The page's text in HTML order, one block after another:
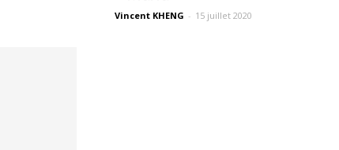
Vincent KHENG - 15 juillet 2020